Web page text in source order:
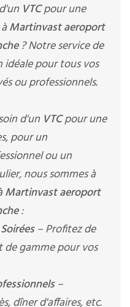
VTCpour une
Martinvast aeroport
? Notre service de
idéale pour tous vos
ou professionnels.
d'un VTCpour une
pour un
ou un
nous sommes à
Martinvast aeroport
:
– Profitez de
de gamme pour vos
–
dîner d'affaires, etc.